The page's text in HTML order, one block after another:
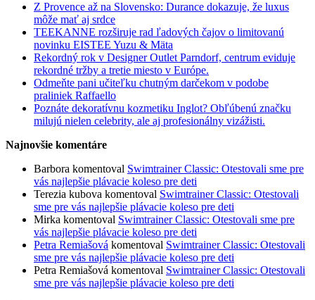
Z Provence až na Slovensko: Durance dokazuje, že luxus
môže mať aj srdce
TEEKANNE rozširuje rad ľadových čajov o limitovanú
novinku EISTEE Yuzu & Mäta
Rekordný rok v Designer Outlet Parndorf, centrum eviduje
rekordné tržby a tretie miesto v Európe.
Odmeňte pani učiteľku chutným darčekom v podobe
praliniek Raffaello
Poznáte dekoratívnu kozmetiku Inglot? Obľúbenú značku
milujú nielen celebrity, ale aj profesionálny vizážisti.
Najnovšie komentáre
Barbora komentoval Swimtrainer Classic: Otestovali sme pre
vás najlepšie plávacie koleso pre deti
Terezia kubova komentoval Swimtrainer Classic: Otestovali
sme pre vás najlepšie plávacie koleso pre deti
Mirka komentoval Swimtrainer Classic: Otestovali sme pre
vás najlepšie plávacie koleso pre deti
Petra Remiašová komentoval Swimtrainer Classic: Otestovali
sme pre vás najlepšie plávacie koleso pre deti
Petra Remiašová komentoval Swimtrainer Classic: Otestovali
sme pre vás najlepšie plávacie koleso pre deti